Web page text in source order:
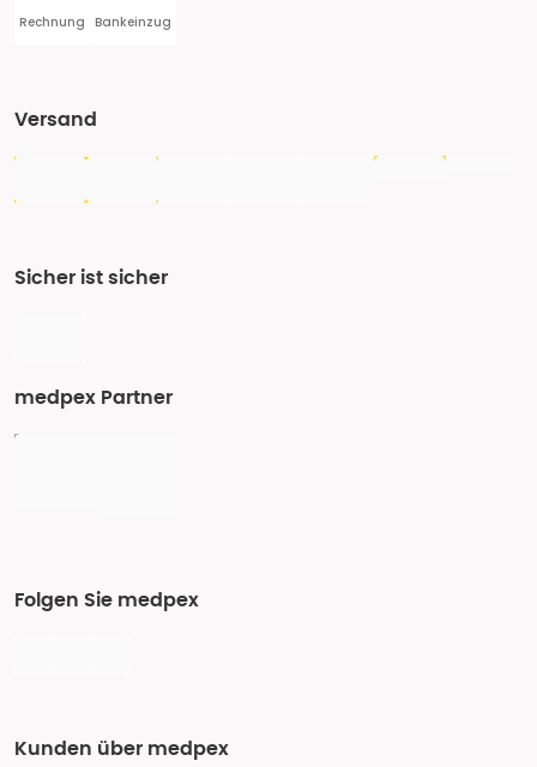
Rechnung Bankeinzug
Versand
Sicher ist sicher
medpex Partner
Folgen Sie medpex
Kunden über medpex